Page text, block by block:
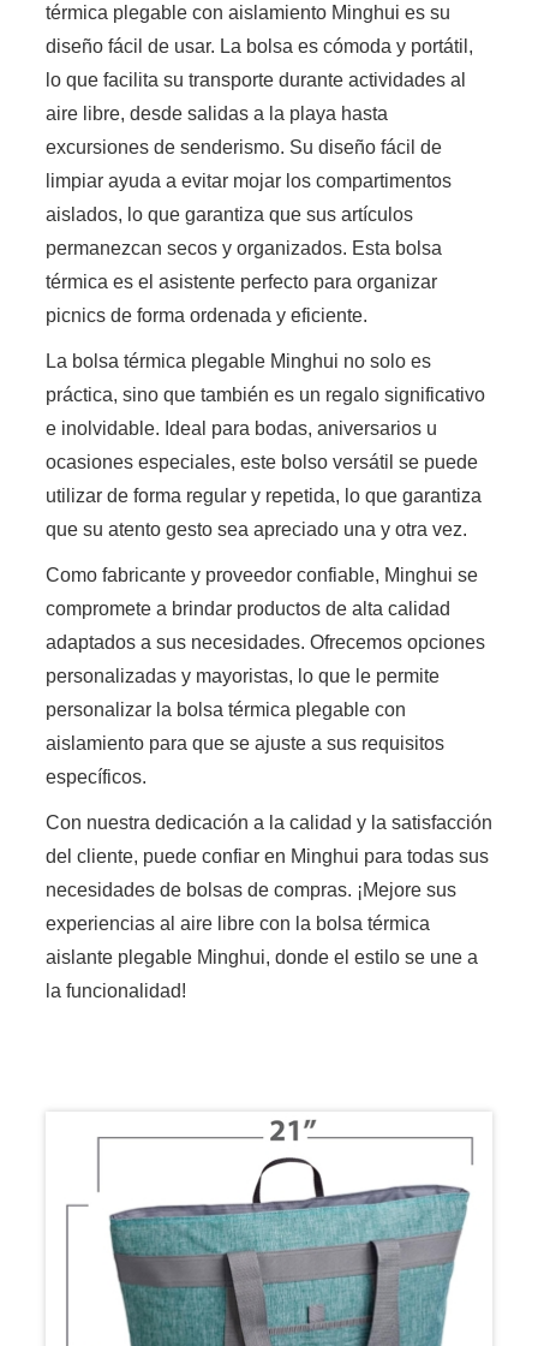
térmica plegable con aislamiento Minghui es su
diseño fácil de usar. La bolsa es cómoda y portátil,
lo que facilita su transporte durante actividades al
aire libre, desde salidas a la playa hasta
excursiones de senderismo. Su diseño fácil de
limpiar ayuda a evitar mojar los compartimentos
aislados, lo que garantiza que sus artículos
permanezcan secos y organizados. Esta bolsa
térmica es el asistente perfecto para organizar
picnics de forma ordenada y eficiente.
La bolsa térmica plegable Minghui no solo es
práctica, sino que también es un regalo significativo
e inolvidable. Ideal para bodas, aniversarios u
ocasiones especiales, este bolso versátil se puede
utilizar de forma regular y repetida, lo que garantiza
que su atento gesto sea apreciado una y otra vez.
Como fabricante y proveedor confiable, Minghui se
compromete a brindar productos de alta calidad
adaptados a sus necesidades. Ofrecemos opciones
personalizadas y mayoristas, lo que le permite
personalizar la bolsa térmica plegable con
aislamiento para que se ajuste a sus requisitos
específicos.
Con nuestra dedicación a la calidad y la satisfacción
del cliente, puede confiar en Minghui para todas sus
necesidades de bolsas de compras. ¡Mejore sus
experiencias al aire libre con la bolsa térmica
aislante plegable Minghui, donde el estilo se une a
la funcionalidad!